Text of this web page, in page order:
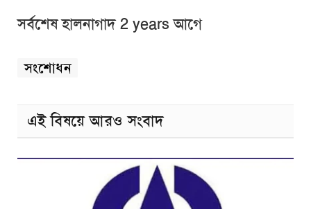
সর্বশেষ হালনাগাদ 2 years আগে
সংশোধন
এই বিষয়ে আরও সংবাদ